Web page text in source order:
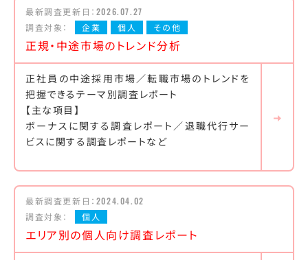
最新調査更新日： 2026.07.27
調査対象：
企業 個人 その他
正規・中途市場のトレンド分析
正社員の中途採用市場／転職市場のトレンドを
把握できるテーマ別調査レポート
【主な項目】
ボーナスに関する調査レポート／退職代行サー
ビスに関する調査レポートなど
最新調査更新日： 2024.04.02
調査対象：
個人
エリア別の個人向け調査レポート